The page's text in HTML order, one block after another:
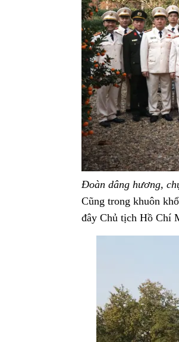
Đoàn dâng hương,
Cũng trong khuôn
đây Chủ tịch Hồ Chí